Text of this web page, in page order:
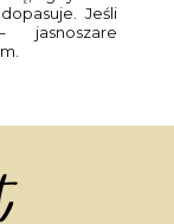
Jeśli
jasnoszare